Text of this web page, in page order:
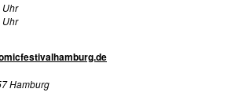
Uhr
Uhr
Hamburg